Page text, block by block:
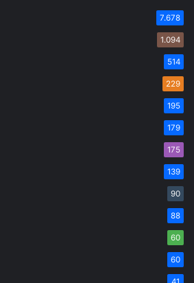
7.678
1.094
514
229
195
179
175
139
90
88
60
60